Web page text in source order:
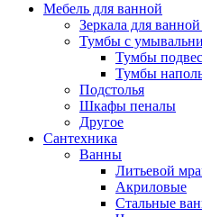
Мебель для ванной
Зеркала для
Тумбы с
Тумбы
Тумбы
Подстолья
Шкафы пеналы
Другое
Сантехника
Ванны
Литьевой
Акриловые
Стальные